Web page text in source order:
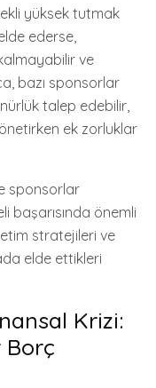
yüksek tutmak
ederse,
ve
bazı sponsorlar
talep edebilir,
ek zorluklar
sponsorlar
başarısında önemli
stratejileri ve
elde ettikleri
Krizi:
Borç